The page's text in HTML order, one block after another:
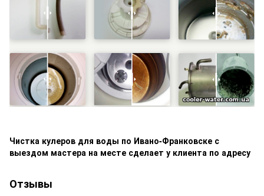
Чистка кулеров для воды по Ивано-Франковске с
выездом мастера на месте сделает у клиента по адресу
Отзывы